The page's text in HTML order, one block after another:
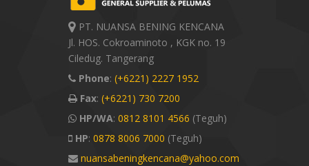
PT. NUANSA BENING KENCANA
Jl. HOS. Cokroaminoto , KGK no. 19
Ciledug. Tangerang
Phone: (+6221) 2227 1952
Fax: (+6221) 730 7200
HP/WA: 0812 8101 4566 (Teguh)
HP: 0878 8006 7000 (Teguh)
nuansabeningkencana@yahoo.com